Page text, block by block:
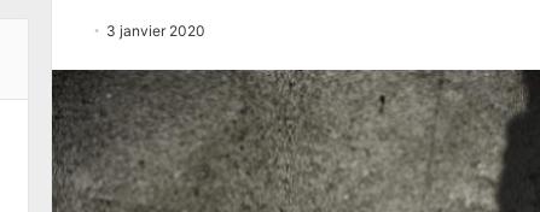
3 janvier 2020